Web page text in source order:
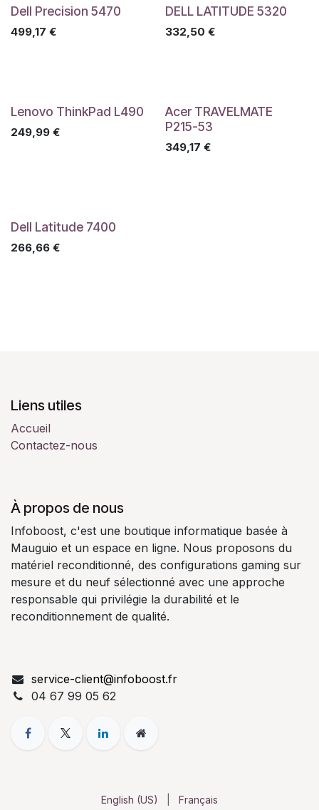
Dell Precision 5470
499,17 €
DELL LATITUDE 5320
332,50 €
Lenovo ThinkPad L490
249,99 €
Acer TRAVELMATE
P215-53
349,17 €
Dell Latitude 7400
266,66 €
Liens utiles
Accueil
Contactez-nous
À propos de nous
Infoboost, c'est une boutique informatique basée à
Mauguio et un espace en ligne. Nous proposons du
matériel reconditionné, des configurations gaming sur
mesure et du neuf sélectionné avec une approche
responsable qui privilégie la durabilité et le
reconditionnement de qualité.
service-client@infoboost.fr
04 67 99 05 62
English (US) Français